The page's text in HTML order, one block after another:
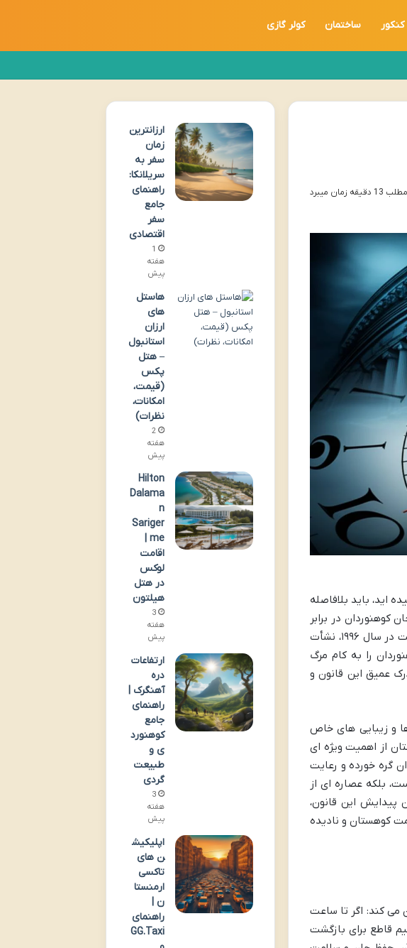
کنکور ساختمان کولر گازی
میبرد
تا ساعت ۲ بعدازظهر به قله نرسیده اید، باید بلافاصله
در برابر
خطرات پیش بینی ناپذیر کوهستان است و از تجربیات تلخ و جبران ناپذیر، به ویژه فاجعه اورست در سال ۱۹۹۶، نشأت
را به کام مرگ
عمیق این قانون و
ها و زیبایی های خاص
از اهمیت ویژه ای
گره خورده و رعایت
بلکه عصاره ای از
این قانون،
کوهستان و نادیده
می کند: اگر تا ساعت
قاطع برای بازگشت
ارزانترین
زمان
سفر به
سریلانکا:
راهنمای
جامع
سفر
اقتصادی
1
هفته
پیش
هاستل
های
ارزان
استانبول
– هتل
پکس
(قیمت،
امکانات،
نظرات)
2
هفته
پیش
Hilton
Dalama
n
Sariger
me |
اقامت
لوکس
در هتل
هیلتون
3
هفته
پیش
ارتفاعات
دره
آهنگرک |
راهنمای
جامع
کوهنورد
ی و
طبیعت
گردی
3
هفته
پیش
اپلیکیش
ن های
تاکسی
ارمنستا
ن |
راهنمای
GG.Taxi